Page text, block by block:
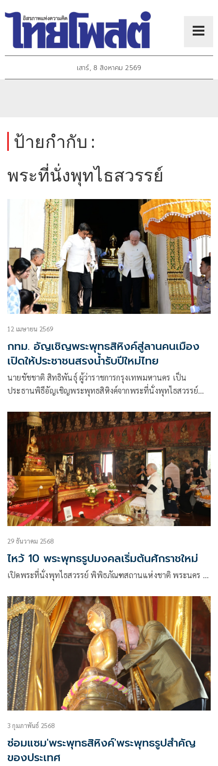
เสาร์, 8 สิงหาคม 2569
ป้ายกำกับ :
พระที่นั่งพุทไธสวรรย์
12 เมษายน 2569
กทม. อัญเชิญพระพุทธสิหิงค์สู่ลานคนเมือง
เปิดให้ประชาชนสรงน้ำรับปีใหม่ไทย
นายชัชชาติ สิทธิพันธุ์ ผู้ว่าราชการกรุงเทพมหานคร เป็น
ประธานพิธีอัญเชิญพระพุทธสิหิงค์จากพระที่นั่งพุทไธสวรรย์
29 ธันวาคม 2568
ไหว้ 10 พระพุทธรูปมงคลเริ่มต้นศักราชใหม่
เปิดพระที่นั่งพุทไธสวรรย์ พิพิธภัณฑสถานแห่งชาติ พระนคร …
3 กุมภาพันธ์ 2568
ซ่อมแซม'พระพุทธสิหิงค์'พระพุทธรูปสำคัญ
ของประเทศ